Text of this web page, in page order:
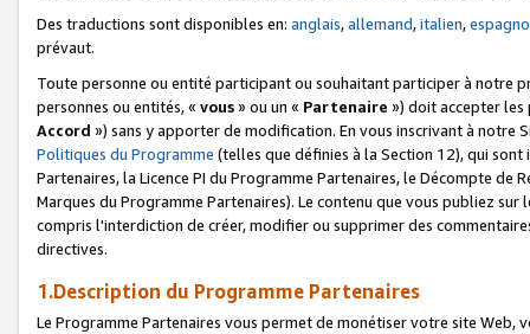
Des traductions sont disponibles en: anglais,allemand,italien,
prévaut.
Toute personne ou entité participant ou souhaitant participer à notre
personnes ou entités, « vous» ou un « Partenaire ») doit accepter les
Accord ») sans y apporter de modification. En vous inscrivant à notre
Politiques du Programme (telles que définies à la Section 12), qui
Partenaires, la Licence PI du Programme Partenaires, le Décompte de
Marques du Programme Partenaires). Le contenu que vous publiez
compris l'interdiction de créer, modifier ou supprimer des
directives.
1.Description du Programme Partenaires
Le Programme Partenaires vous permet de monétiser votre site Web,